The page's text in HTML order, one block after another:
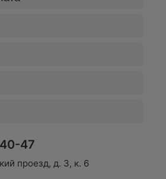
47
проезд, д. 3, к. 6